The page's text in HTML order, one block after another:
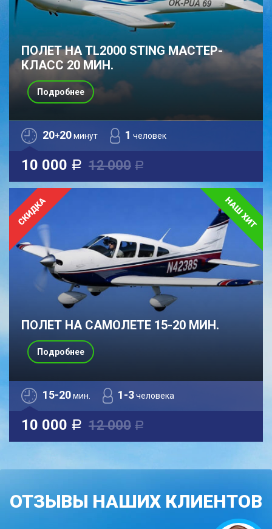
ПОЛЕТ НА TL2000 STING МАСТЕР-
КЛАСС 20 МИН.
20+20минут 1 человек
10 000 a 12 000 a
Подробнее
ПОЛЕТ НА САМОЛЕТЕ 15-20 МИН.
15-20мин. 1-3человека
10 000 a 12 000 a
Подробнее
ОТЗЫВЫ НАШИХ КЛИЕНТОВ